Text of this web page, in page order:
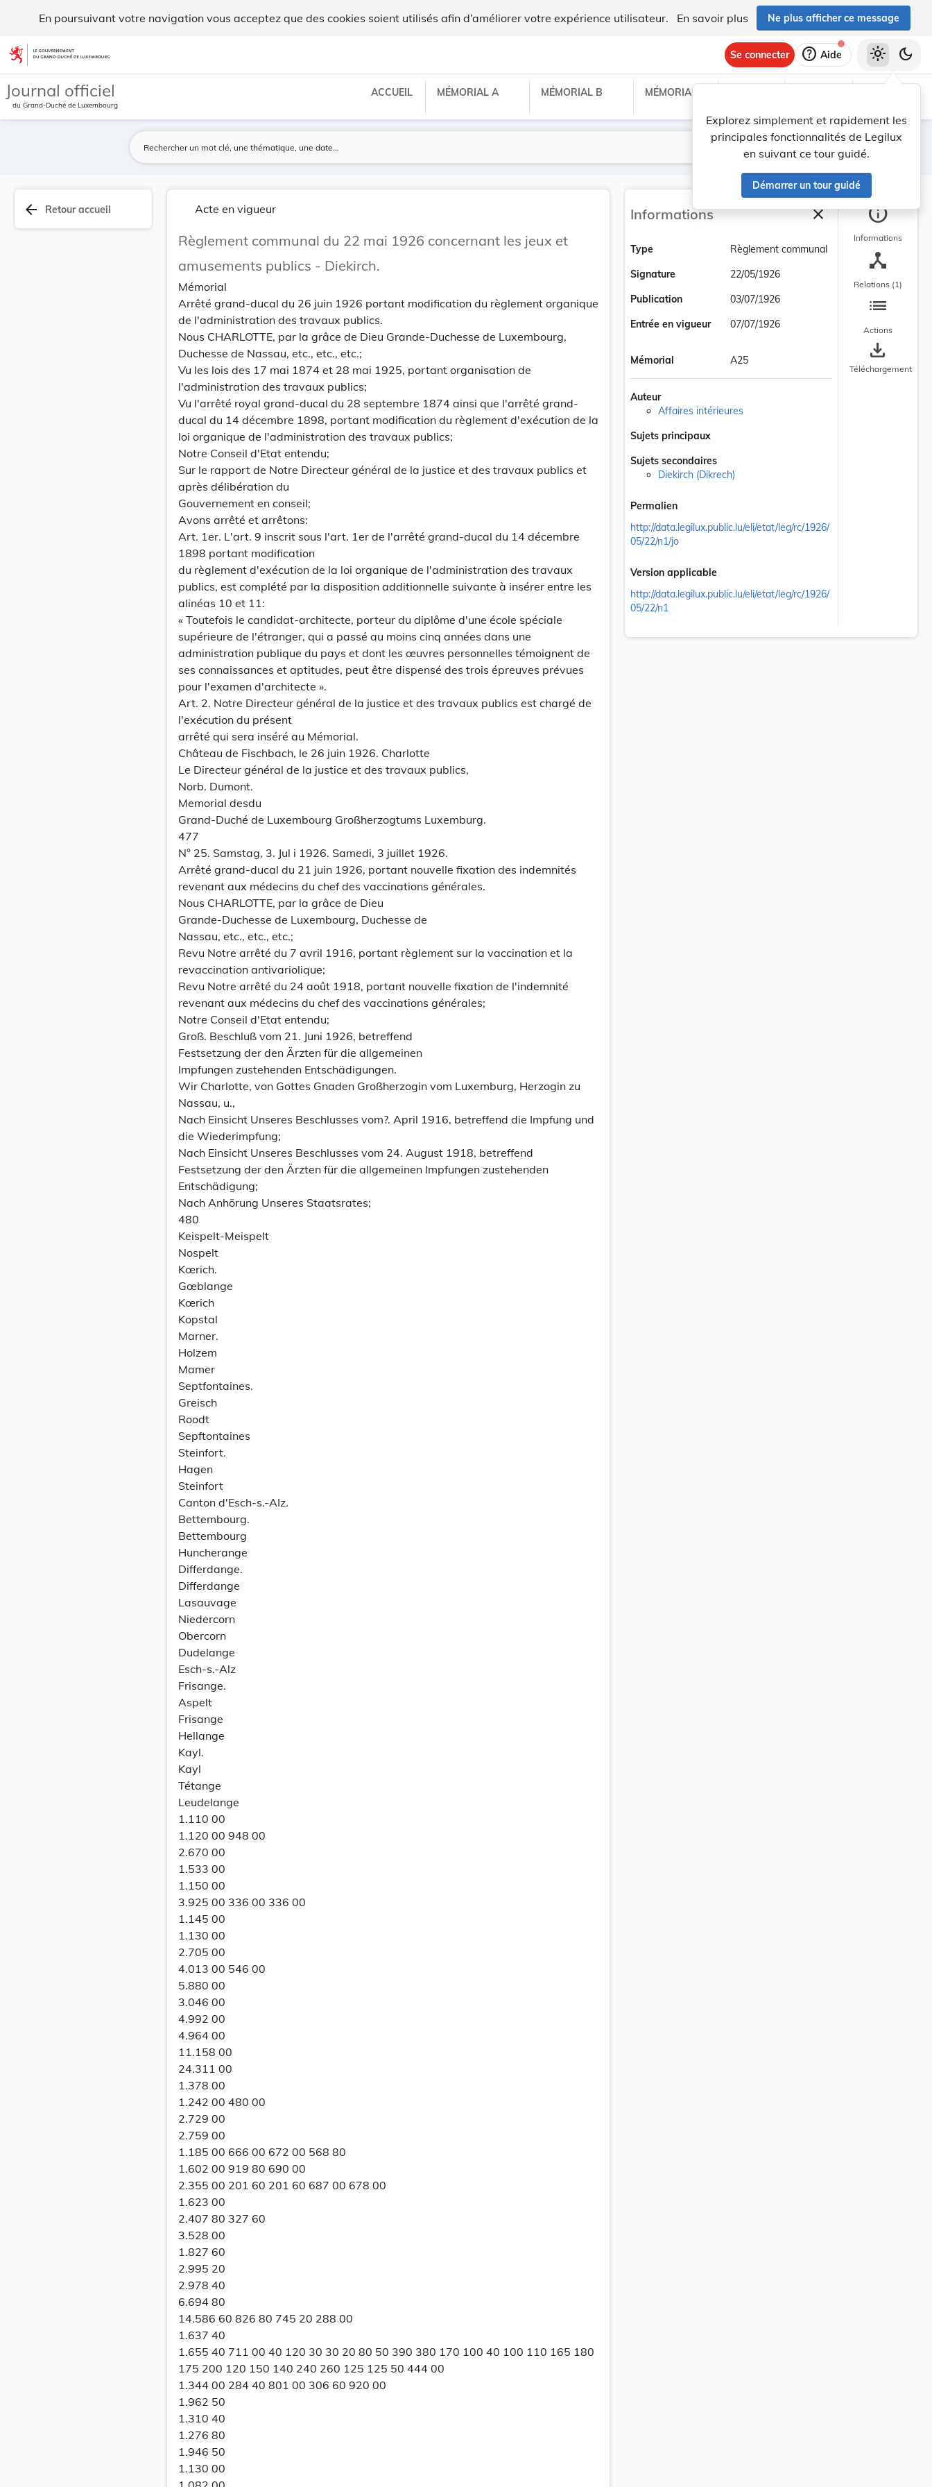
En poursuivant votre navigation vous acceptez que des cookies soient utilisés afin d’améliorer votre expérience utilisateur. En savoir plus Ne plus afficher ce message
Aller au contenu
Se connecter help Aide
Explorez simplement et rapidement les
principales fonctionnalités de Legilux
en suivant ce tour guidé.
Démarrer un tour guidé
light_mode dark_mode
Journal officiel
du Grand-Duché de Luxembourg
ACCUEIL MÉMORIAL A MÉMORIAL B MÉMORIAL C
Lancer la recherche
Filtres
arrow_back Retour accueil Acte en vigueur
Règlement communal du 22 mai 1926 concernant les jeux et
amusements publics - Diekirch.
Mémorial
Arrêté grand-ducal du 26 juin 1926 portant modification du règlement organique
de l'administration des travaux publics.
Nous CHARLOTTE, par la grâce de Dieu Grande-Duchesse de Luxembourg,
Duchesse de Nassau, etc., etc., etc.;
Vu les lois des 17 mai 1874 et 28 mai 1925, portant organisation de
l'administration des travaux publics;
Vu l'arrêté royal grand-ducal du 28 septembre 1874 ainsi que l'arrêté grand-
ducal du 14 décembre 1898, portant modification du règlement d'exécution de la
loi organique de l'administration des travaux publics;
Notre Conseil d'Etat entendu;
Sur le rapport de Notre Directeur général de la justice et des travaux publics et
après délibération du
Gouvernement en conseil;
Avons arrêté et arrêtons:
Art. 1er. L'art. 9 inscrit sous l'art. 1er de l'arrêté grand-ducal du 14 décembre
1898 portant modification
du règlement d'exécution de la loi organique de l'administration des travaux
publics, est complété par la disposition additionnelle suivante à insérer entre les
alinéas 10 et 11:
« Toutefois le candidat-architecte, porteur du diplôme d'une école spéciale
supérieure de l'étranger, qui a passé au moins cinq années dans une
administration publique du pays et dont les œuvres personnelles témoignent de
ses connaissances et aptitudes, peut être dispensé des trois épreuves prévues
pour l'examen d'architecte ».
Art. 2. Notre Directeur général de la justice et des travaux publics est chargé de
l'exécution du présent
arrêté qui sera inséré au Mémorial.
Château de Fischbach, le 26 juin 1926. Charlotte
Le Directeur général de la justice et des travaux publics,
Norb. Dumont.
Memorial desdu
Grand-Duché de Luxembourg Großherzogtums Luxemburg.
477
N° 25. Samstag, 3. Jul i 1926. Samedi, 3 juillet 1926.
Arrêté grand-ducal du 21 juin 1926, portant nouvelle fixation des indemnités
revenant aux médecins du chef des vaccinations générales.
Nous CHARLOTTE, par la grâce de Dieu
Grande-Duchesse de Luxembourg, Duchesse de
Nassau, etc., etc., etc.;
Revu Notre arrêté du 7 avril 1916, portant règlement sur la vaccination et la
revaccination antivariolique;
Revu Notre arrêté du 24 août 1918, portant nouvelle fixation de l'indemnité
revenant aux médecins du chef des vaccinations générales;
Notre Conseil d'Etat entendu;
Groß. Beschluß vom 21. Juni 1926, betreffend
Festsetzung der den Ärzten für die allgemeinen
Impfungen zustehenden Entschädigungen.
Wir Charlotte, von Gottes Gnaden Großherzogin vom Luxemburg, Herzogin zu
Nassau, u.,
Nach Einsicht Unseres Beschlusses vom?. April 1916, betreffend die Impfung und
die Wiederimpfung;
Nach Einsicht Unseres Beschlusses vom 24. August 1918, betreffend
Festsetzung der den Ärzten für die allgemeinen Impfungen zustehenden
Entschädigung;
Nach Anhörung Unseres Staatsrates;
480
Keispelt-Meispelt
Nospelt
Kœrich.
Gœblange
Kœrich
Kopstal
Marner.
Holzem
Mamer
Septfontaines.
Greisch
Roodt
Sepftontaines
Steinfort.
Hagen
Steinfort
Canton d'Esch-s.-AIz.
Bettembourg.
Bettembourg
Huncherange
Differdange.
Differdange
Lasauvage
Niedercorn
Obercorn
Dudelange
Esch-s.-Alz
Frisange.
Aspelt
Frisange
Hellange
Kayl.
Kayl
Tétange
Leudelange
1.110 00
1.120 00 948 00
2.670 00
1.533 00
1.150 00
3.925 00 336 00 336 00
1.145 00
1.130 00
2.705 00
4.013 00 546 00
5.880 00
3.046 00
4.992 00
4.964 00
11.158 00
24.311 00
1.378 00
1.242 00 480 00
2.729 00
2.759 00
1.185 00 666 00 672 00 568 80
1.602 00 919 80 690 00
2.355 00 201 60 201 60 687 00 678 00
1.623 00
2.407 80 327 60
3.528 00
1.827 60
2.995 20
2.978 40
6.694 80
14.586 60 826 80 745 20 288 00
1.637 40
1.655 40 711 00 40 120 30 30 20 80 50 390 380 170 100 40 100 110 165 180
175 200 120 150 140 240 260 125 125 50 444 00
1.344 00 284 40 801 00 306 60 920 00
1.962 50
1.310 40
1.276 80
1.946 50
1.130 00
Informations closeFermer la barre
Type
Règlement communal
Signature
22/05/1926
Publication
03/07/1926
Entrée en vigueur
07/07/1926
Mémorial A25
Auteur
Affaires intérieures
Sujets principaux
Sujets secondaires
Diekirch (Dikrech)
Permalien
http://data.legilux.public.lu/eli/etat/leg/rc/1926/
05/22/n1/jo
Version applicable
http://data.legilux.public.lu/eli/etat/leg/rc/1926/
05/22/n1
info
Informations
device_hub
Relations (1)
list
Actions
save_alt
Téléchargement